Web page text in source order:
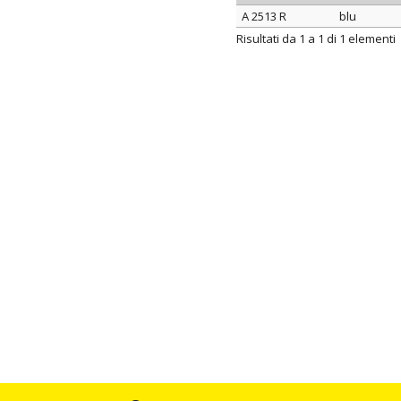
ARTICOLO colore
A 2513 R blu
Risultati da 1 a 1 di 1 elementi